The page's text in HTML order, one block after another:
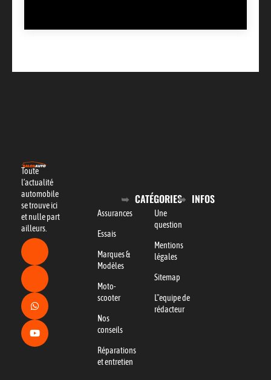
Toute
l’actualité
automobile
se trouve ici
et nulle part
ailleurs.
CATÉGORIES
Assurances
Essais
Marques &
Modèles
Moto-
scooter
Nos
conseils
Réparations
et entretien
INFOS
Une
question
Mentions
légales
Sitemap
L"equipe de
rédacteur